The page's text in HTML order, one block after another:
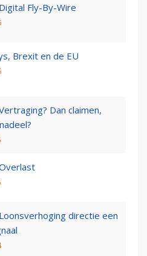
Fly-By-Wire
Brexit en de EU
Dan claimen,
directie een